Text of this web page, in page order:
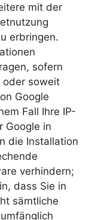
mit der
erbringen.
sofern
oder soweit
Google
Fall Ihre IP-
Google in
die Installation
verhindern;
dass Sie in
sämtliche